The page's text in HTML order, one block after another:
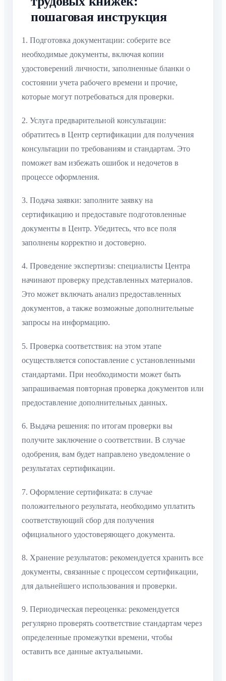
пошаговая инструкция
1. Подготовка документации: соберите все
необходимые документы, включая копии
удостоверений личности, заполненные бланки о
состоянии учета рабочего времени и прочие,
которые могут потребоваться для проверки.
2. Услуга предварительной консультации:
обратитесь в Центр сертификации для получения
консультации по требованиям и стандартам. Это
поможет вам избежать ошибок и недочетов в
процессе оформления.
3. Подача заявки: заполните заявку на
сертификацию и предоставьте подготовленные
документы в Центр. Убедитесь, что все поля
заполнены корректно и достоверно.
4. Проведение экспертизы: специалисты Центра
начинают проверку представленных материалов.
Это может включать анализ предоставленных
документов, а также возможные дополнительные
запросы на информацию.
5. Проверка соответствия: на этом этапе
осуществляется сопоставление с установленными
стандартами. При необходимости может быть
запрашиваемая повторная проверка документов или
предоставление дополнительных данных.
6. Выдача решения: по итогам проверки вы
получите заключение о соответствии. В случае
одобрения, вам будет направлено уведомление о
результатах сертификации.
7. Оформление сертификата: в случае
положительного результата, необходимо уплатить
соответствующий сбор для получения
официального удостоверяющего документа.
8. Хранение результатов: рекомендуется хранить все
документы, связанные с процессом сертификации,
для дальнейшего использования и проверки.
9. Периодическая переоценка: рекомендуется
регулярно проверять соответствие стандартам через
определенные промежутки времени, чтобы
оставить все данные актуальными.